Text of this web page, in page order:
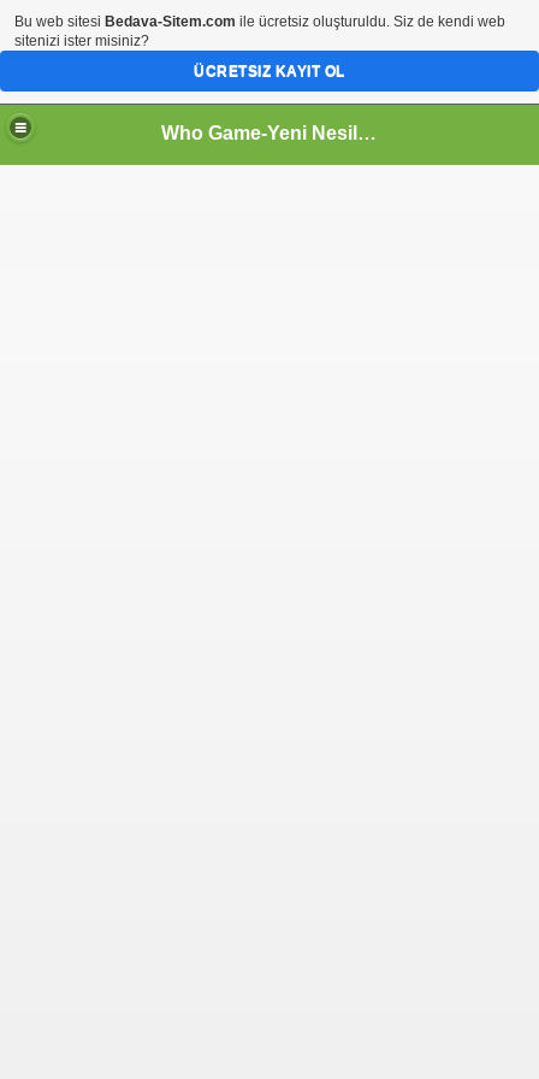
Who Game-Yeni Nesil Oyun Sitesi
Bu web sitesi Bedava-Sitem.com ile ücretsiz oluşturuldu. Siz de kendi web
sitenizi ister misiniz?
ÜCRETSIZ KAYIT OL